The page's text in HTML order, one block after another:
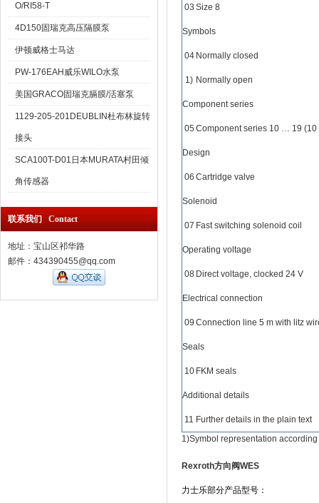
O/RI58-T
4D150固瑞克高压隔膜泵
伊顿威格士马达
PW-176EAH威乐WILO水泵
美国GRACO固瑞克膈膜/活塞泵
1129-205-201DEUBLIN杜布林旋转
接头
SCA100T-D01日本MURATA村田倾
角传感器
联系我们 Contact
地址：宝山区祁华路
邮件：434390455@qq.com
03 Size 8
Symbols
04
1)​
Normally closed
Normally open
Component series
05 Component series 10 … 19
Design
06 Cartridge valve
Solenoid
07 Fast switching solenoid coil
Operating voltage
08 Direct voltage, clocked 24 V
Electrical connection
09 Connection line 5 m with litz
Seals
10 FKM seals
Additional details
11 Further details in the plain text
1)Symbol representation according
Rexroth方向阀WES
力士乐部分产品型号：